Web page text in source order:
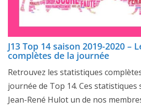
J13 Top 14 saison 2019-2020 –
complètes de la journée
Retrouvez les statistiques
journée de Top 14. Ces
Jean-René Hulot un de nos